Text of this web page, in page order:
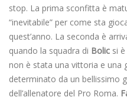
stop. La prima sconfitta è
“inevitabile” per come sta
quest’anno. La seconda è
quando la squadra di Bolic si
non è stata una vittoria e una
determinato da un bellissimo
dell’allenatore del Pro Roma.